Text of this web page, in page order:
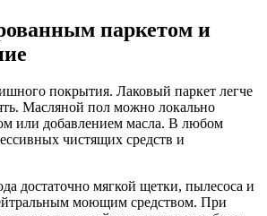
паркетом и
покрытия. Лаковый паркет легче
Масляной пол можно локально
или добавлением масла. В любом
чистящих средств и
достаточно мягкой щетки, пылесоса и
моющим средством. При